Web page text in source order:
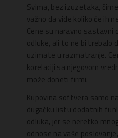
Svima, bez izuzetaka,
važno da vide koliko će ih
Cene su naravno sastavni
odluke, ali to ne bi trebalo
uzimate u razmatranje.
korelaciji sa njegovom
može doneti firmi.
Kupovina softvera samo
dugačku listu dodatnih
odluka, jer se neretko
odnose na vaše